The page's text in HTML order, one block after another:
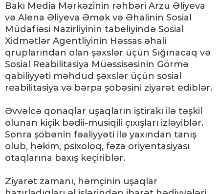
Bakı Media Mərkəzinin rəhbəri Arzu Əliyeva
və Alena Əliyeva Əmək və Əhalinin Sosial
Müdafiəsi Nazirliyinin tabeliyində Sosial
Xidmətlər Agentliyinin Həssas əhali
qruplarından olan şəxslər üçün Sığınacaq və
Sosial Reabilitasiya Müəssisəsinin Görmə
qabiliyyəti məhdud şəxslər üçün sosial
reabilitasiya və bərpa şöbəsini ziyarət ediblər.
Əvvəlcə qonaqlar uşaqların iştirakı ilə təşkil
olunan kiçik bədii-musiqili çıxışları izləyiblər.
Sonra şöbənin fəaliyyəti ilə yaxından tanış
olub, həkim, psixoloq, fəza oriyentasiyası
otaqlarına baxış keçiriblər.
Ziyarət zamanı, həmçinin uşaqlar